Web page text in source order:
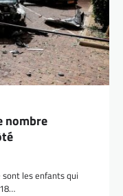
nombre
les enfants qui